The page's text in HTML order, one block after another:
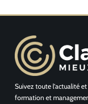
Suivez toute l’actualité
formation et